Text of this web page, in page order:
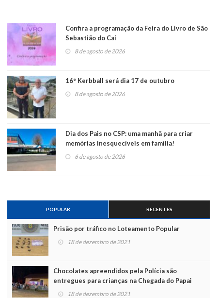
Confira a programação da Feira do Livro de São
Sebastião do Caí
8 de agosto de 2026
16° Kerbball será dia 17 de outubro
8 de agosto de 2026
Dia dos Pais no CSP: uma manhã para criar
memórias inesquecíveis em família!
6 de agosto de 2026
POPULAR RECENTES
Prisão por tráfico no Loteamento Popular
18 de dezembro de 2021
Chocolates apreendidos pela Polícia são
entregues para crianças na Chegada do Papai
Noel
18 de dezembro de 2021